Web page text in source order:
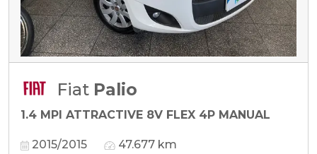
Fiat Palio
1.4 MPI ATTRACTIVE 8V FLEX 4P MANUAL
2015/2015 47.677 km